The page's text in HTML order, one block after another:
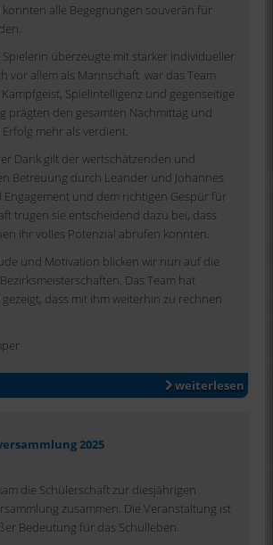
alle Begegnungen souverän für
Spielerin überzeugte mit starker individueller
vor allem als Mannschaft war das Team
Spielintelligenz und gegenseitige
prägten den gesamten Nachmittag und
mehr als verdient.
Dank gilt der wertschätzenden und
Betreuung durch Leander und Johannes
Engagement und dem richtigen Gespür für
trugen sie entscheidend dazu bei, dass
ihr volles Potenzial abrufen konnten.
und Motivation blicken wir nun auf die
Das Team hat
dass mit ihm weiterhin zu rechnen
weiterlesen
2025
die Schülerschaft zur diesjährigen
zusammen. Die Veranstaltung ist
Bedeutung für das Schulleben.